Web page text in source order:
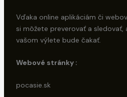
Vďaka online aplikáciám či
si môžete preverovať a sledovať,
vašom výlete bude čakať.
Webové stránky :
pocasie.sk